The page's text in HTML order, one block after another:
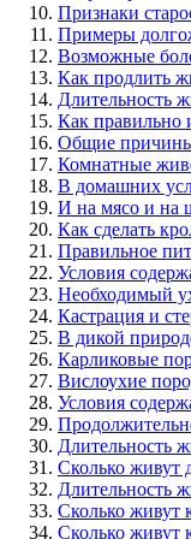
Признаки
Примеры
Возможные
Как продлить
Длительность
Как правильно
Общие
Комнатные
В домашних
И на мясо и на
Как сделать
Правильное
Условия
Необходимый
Кастрация и
В дикой
Карликовые
Вислоухие
Условия
Длительность
Сколько живут
Длительность
Сколько живут
Сколько живут